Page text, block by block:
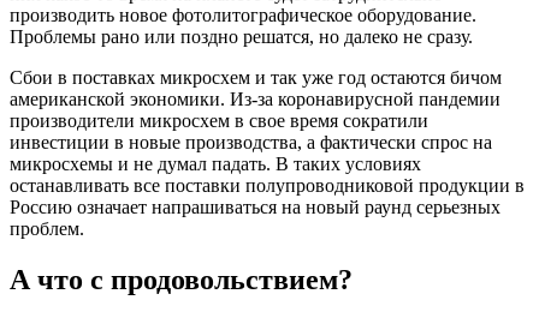
производить новое фотолитографическое оборудование.
Проблемы рано или поздно решатся, но далеко не сразу.
Сбои в поставках микросхем и так уже год остаются бичом
американской экономики. Из-за коронавирусной пандемии
производители микросхем в свое время сократили
инвестиции в новые производства, а фактически спрос на
микросхемы и не думал падать. В таких условиях
останавливать все поставки полупроводниковой продукции в
Россию означает напрашиваться на новый раунд серьезных
проблем.
А что с продовольствием?